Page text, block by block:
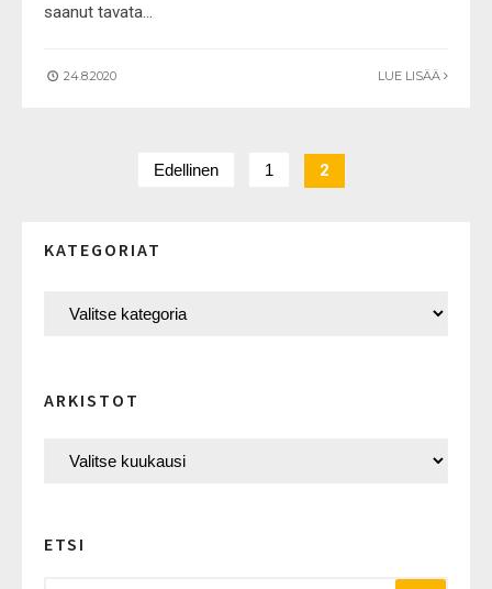
saanut tavata...
24.8.2020 LUE LISÄÄ
Edellinen 1 2
KATEGORIAT
ARKISTOT
ETSI